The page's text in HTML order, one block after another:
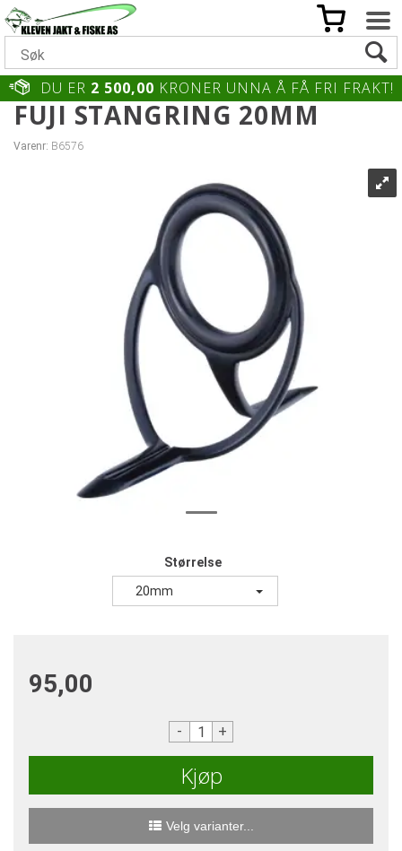
DU ER 2 500,00 KRONER UNNA Å FÅ FRI FRAKT!
FUJI STANGRING 20MM
Varenr: B6576
Størrelse
20mm
95,00
- +
Kjøp
Velg varianter...